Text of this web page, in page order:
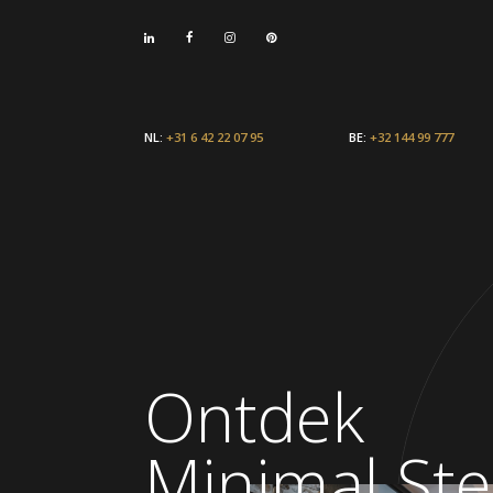
NL: +31 6 42 22 07 95 BE:+32 144 99 777
Ontdek